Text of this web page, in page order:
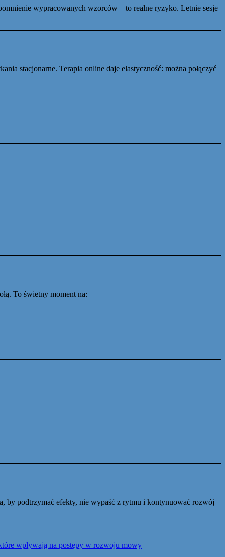
wypracowanych wzorców – to realne ryzyko. Letnie sesje
stacjonarne. Terapia online daje elastyczność: można połączyć
To świetny moment na:
by podtrzymać efekty, nie wypaść z rytmu i kontynuować rozwój